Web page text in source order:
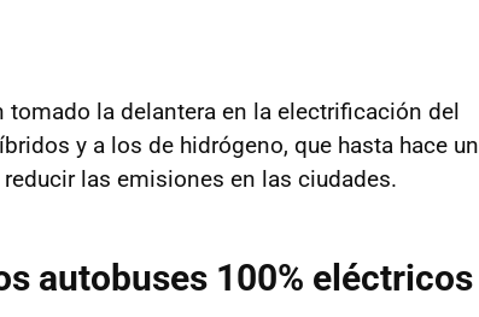
la delantera en la electrificación del
y a los de hidrógeno, que hasta hace un
las emisiones en las ciudades.
autobuses 100% eléctricos